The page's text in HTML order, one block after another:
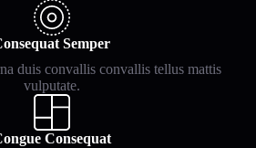
Semper
duis convallis convallis tellus mattis
vulputate.
Consequat